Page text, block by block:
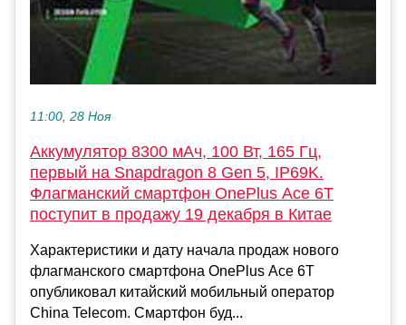
11:00, 28 Ноя
Аккумулятор 8300 мАч, 100 Вт, 165 Гц,
первый на Snapdragon 8 Gen 5, IP69K.
Флагманский смартфон OnePlus Ace 6T
поступит в продажу 19 декабря в Китае
Характеристики и дату начала продаж нового
флагманского смартфона OnePlus Ace 6T
опубликовал китайский мобильный оператор
China Telecom. Смартфон буд...